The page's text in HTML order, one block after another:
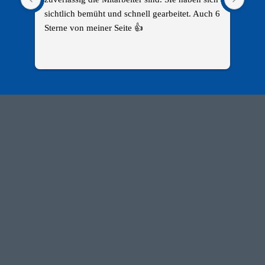
sichtlich bemüht und schnell gearbeitet. Auch 6
Sterne von meiner Seite 👍